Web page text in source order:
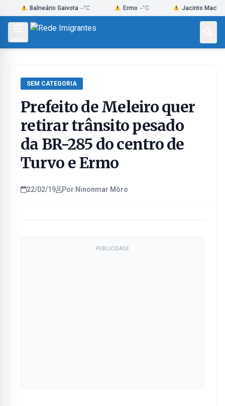
to
Balneário Gaivota --°C Ermo --°C Jacinto Machado --°C
SEM CATEGORIA
Prefeito de Meleiro quer
retirar trânsito pesado
da BR-285 do centro de
Turvo e Ermo
22/02/19 Por Ninonmar Môro
PUBLICIDADE